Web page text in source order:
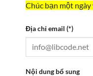
Chúc bạn một ngày
Địa chỉ email (*)
Nội dung bổ sung